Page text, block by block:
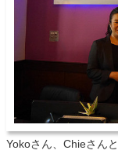
Yokoさん、Chieさん